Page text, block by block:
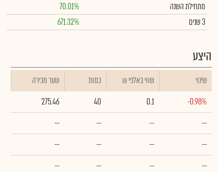
מתחילת השנה
70.01%
3 שנים
671.32%
היצע
שינוי ₪ שווי באלפי כמות
שער מכירה
-0.98%
0.1
40
275.46
--
--
--
--
--
--
--
--
--
--
--
--